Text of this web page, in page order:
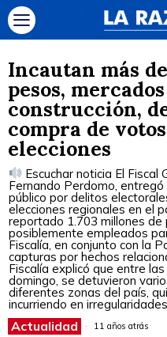
Incautan más
pesos,
construcción,
compra de
elecciones
Escuchar noticia El Fiscal
Fernando Perdomo,
público por delitos
elecciones regionales en el
reportado 1.703 millones
posiblemente empleados
Fiscalía, en conjunto con la
capturas por hechos
Fiscalía explicó que entre
domingo, se detuvieron
diferentes zonas del país,
incurriendo en
Actualidad 11 años atrás